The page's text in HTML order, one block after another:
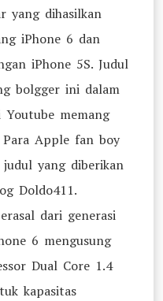
yang dihasilkan
iPhone 6 dan
iPhone 5S. Judul
bolgger ini dalam
memang
Apple fan boy
yang diberikan
Doldo411.
dari generasi
6 mengusung
Dual Core 1.4
kapasitas